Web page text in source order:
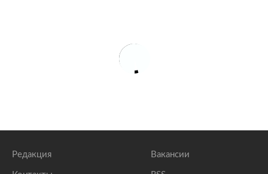
Редакция Вакансии